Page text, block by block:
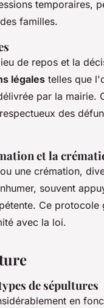
temporaires,
familles.
de repos et la
légales telles que
par la mairie.
des
et la
une crémation,
souvent
Ce protocole
avec la loi.
de sépultures
en